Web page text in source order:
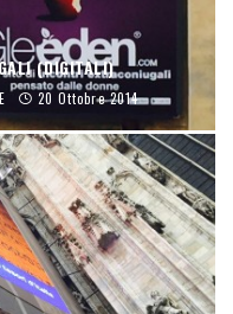
(DIGITALI)
20 Ottobre 2014